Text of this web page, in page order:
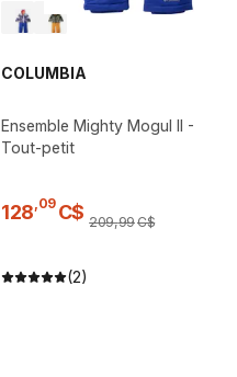
COLUMBIA
Ensemble Mighty Mogul II -
Tout-petit
128 09 C$ 209,99C$
(2)